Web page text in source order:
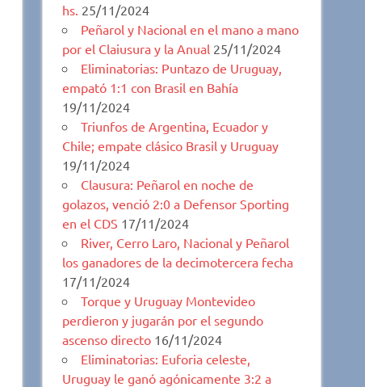
hs. 25/11/2024
Peñarol y Nacional en el mano a mano
por el Claiusura y la Anual 25/11/2024
Eliminatorias: Puntazo de Uruguay,
empató 1:1 con Brasil en Bahía
19/11/2024
Triunfos de Argentina, Ecuador y
Chile; empate clásico Brasil y Uruguay
19/11/2024
Clausura: Peñarol en noche de
golazos, venció 2:0 a Defensor Sporting
en el CDS 17/11/2024
River, Cerro Laro, Nacional y Peñarol
los ganadores de la decimotercera fecha
17/11/2024
Torque y Uruguay Montevideo
perdieron y jugarán por el segundo
ascenso directo 16/11/2024
Eliminatorias: Euforia celeste,
Uruguay le ganó agónicamente 3:2 a